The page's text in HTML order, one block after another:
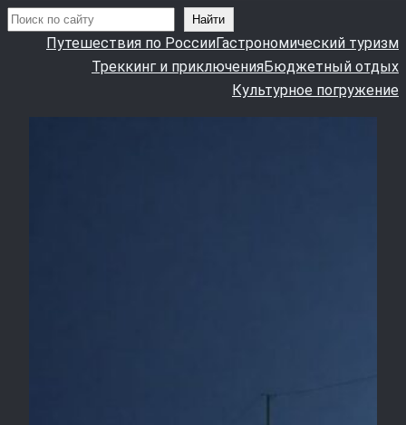
Поиск Найти
Путешествия по РоссииГастрономический туризм
Треккинг и приключенияБюджетный отдых
Культурное погружение